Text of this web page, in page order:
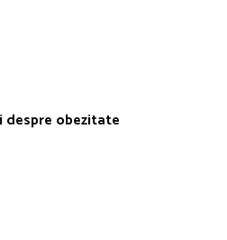
despre obezitate